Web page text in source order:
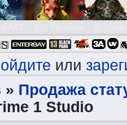
или
» Продажа
1 Studio